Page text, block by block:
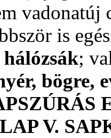
is
hálózsák;
bögre,
V.